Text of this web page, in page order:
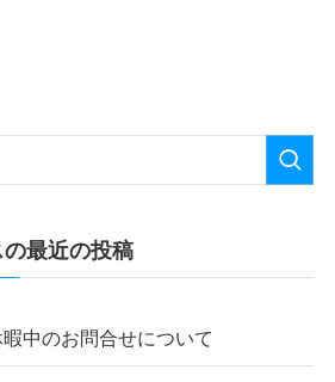
最近の投稿
暇中のお問合せについて